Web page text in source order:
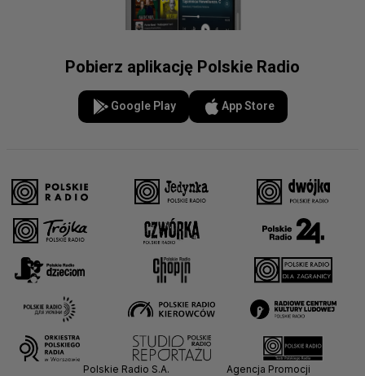
Pobierz aplikację Polskie Radio
Google Play App Store
Polskie Radio S.A.
Agencja Promocji